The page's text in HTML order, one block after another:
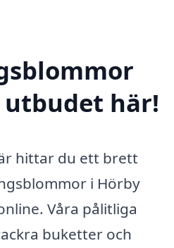
utbudet här!
hittar du ett brett
i Hörby
Våra pålitliga
buketter och